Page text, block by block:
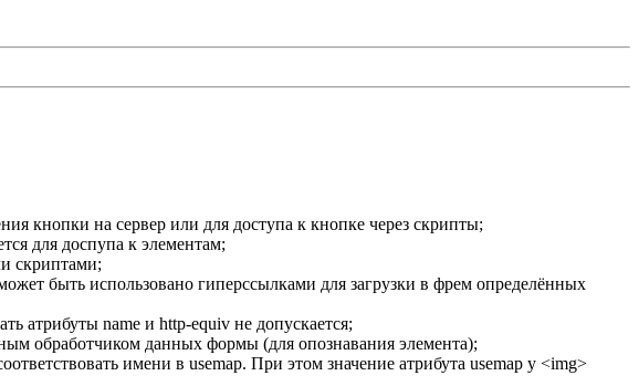
кнопки на сервер или для доступа к кнопке через скрипты;
для доспупа к элементам;
скриптами;
быть использовано гиперссылками для загрузки в фрем определённых
атрибуты name и http-equiv не допускается;
обработчиком данных формы (для опознавания элемента);
имени в usemap. При этом значение атрибута usemap у <img>